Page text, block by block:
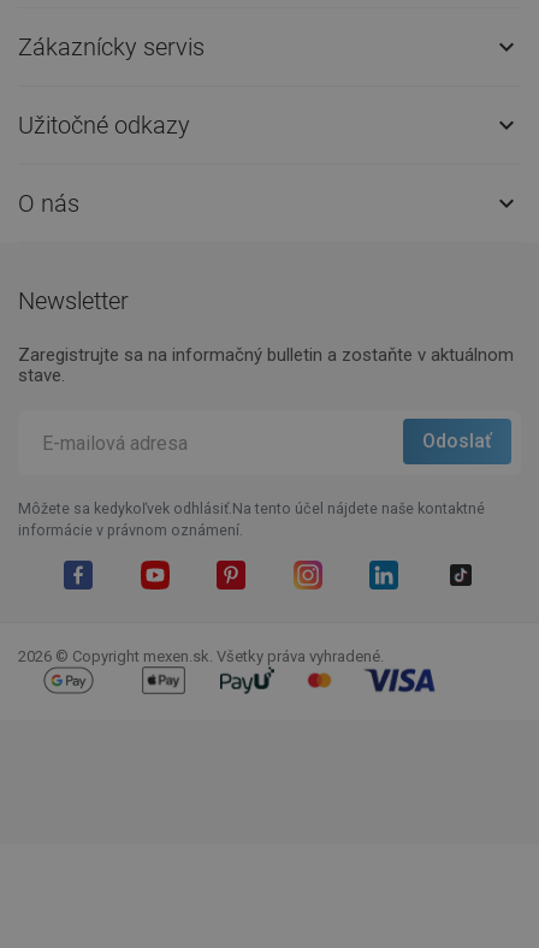
Zákaznícky servis 
Užitočné odkazy 
O nás 
Newsletter
Zaregistrujte sa na informačný bulletin a zostaňte v aktuálnom
stave.
Môžete sa kedykoľvek odhlásiť.Na tento účel nájdete naše kontaktné
informácie v právnom oznámení.
2026 © Copyright mexen.sk. Všetky práva vyhradené.